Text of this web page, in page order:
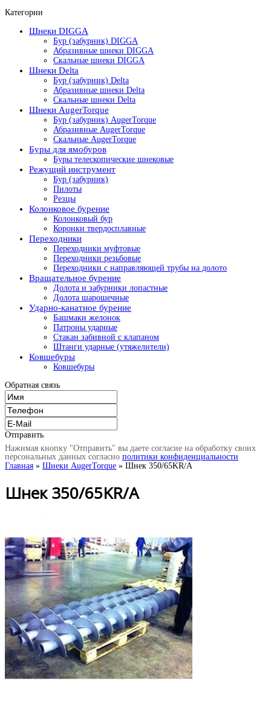
Категории
Шнеки DIGGA
Бур (забурник) DIGGA
Абразивные шнеки DIGGA
Скальные шнеки DIGGA
Шнеки Delta
Бур (забурник) Delta
Абразивные шнеки Delta
Скальные шнеки Delta
Шнеки AugerTorque
Бур (забурник) AugerTorque
Абразивные AugerTorque
Скальные AugerTorque
Буры для ямобуров
Буры телескопические шнековые
Режущий инструмент
Бур (забурник)
Пилоты
Резцы
Колонковое бурение
Колонковый бур
Коронки твердосплавные
Переходники
Переходники муфтовые
Переходники резьбовые
Переходники с направляющей трубы на долото
Вращательное бурение
Долота и забурники лопастные
Долота шарошечные
Ударно-канатное бурение
Башмаки желонок
Патроны ударные
Стакан забивной с клапаном
Штанги ударные (утяжелители)
Ковшебуры
Ковшебуры
Обратная связь
Отправить
Нажимая кнопку "Отправить" вы даете согласие на обработку своих
персональных данных согласно политики конфиденциальности
Главная » Шнеки AugerTorque » Шнек 350/65KR/A
Шнек 350/65KR/A